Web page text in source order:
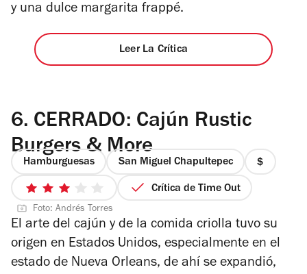
y una dulce margarita frappé.
Leer La Crítica
6. CERRADO: Cajún Rustic
Burgers & More
Hamburguesas San Miguel Chapultepec
precio
4
3
de
5
estrellas
Crítica de Time Out
Foto: Andrés Torres
El arte del cajún y de la comida criolla tuvo su
origen en Estados Unidos, especialmente en el
estado de Nueva Orleans, de ahí se expandió,